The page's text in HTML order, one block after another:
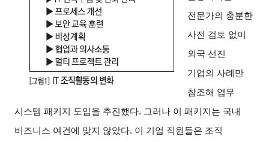
전문가의 충분한
사전 검토 없이
외국 선진
기업의 사례만
참조해 업무
시스템 패키지 도입을 추진했다. 그러나 이 패키지는 국내
비즈니스 여건에 맞지 않았다. 이 기업 직원들은 조직